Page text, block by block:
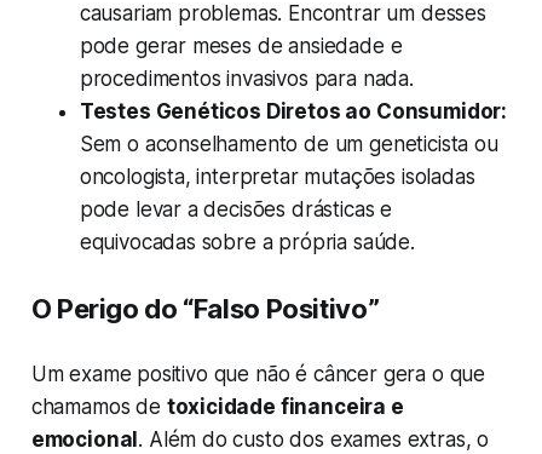
causariam problemas. Encontrar um desses
pode gerar meses de ansiedade e
procedimentos invasivos para nada.
Testes Genéticos Diretos ao Consumidor:
Sem o aconselhamento de um geneticista ou
oncologista, interpretar mutações isoladas
pode levar a decisões drásticas e
equivocadas sobre a própria saúde.
O Perigo do “Falso Positivo”
Um exame positivo que não é câncer gera o que
chamamos de toxicidade financeira e
emocional . Além do custo dos exames extras, o